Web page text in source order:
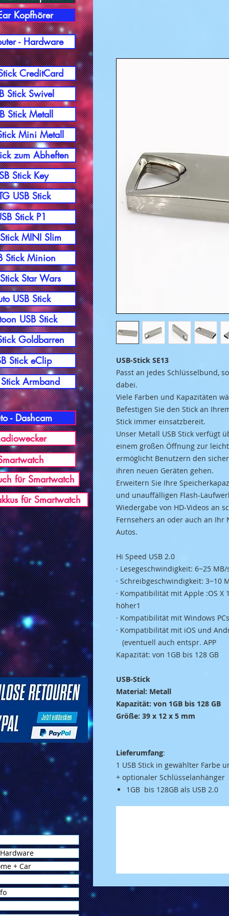
USB-Stick SE13
Passt an jedes Schlüsselbund,
dabei.
Viele Farben und Kapazitäten
Befestigen Sie den Stick an
Stick immer einsatzbereit.
Unser Metall USB Stick verfügt
einem großen Öffnung zur
ermöglicht Benutzern den
ihren neuen Geräten gehen.
Erweitern Sie Ihre
und unauffälligen Flash-
Wiedergabe von HD-Videos an
Fernsehers an oder auch an Ihr
Autos.
Hi Speed USB 2.0
· Lesegeschwindigkeit: 6~25
· Schreibgeschwindigkeit: 3~10
· Kompatibilität mit Apple :OS X
höher1
· Kompatibilität mit Windows
· Kompatibilität mit iOS und
(eventuell auch entspr. APP
Kapazität: von 1GB bis 128 GB
USB-Stick
Material: Metall
Kapazität: von 1GB bis 128 GB
Größe: 39 x 12 x 5 mm
Lieferumfang:
1 USB Stick in gewählter Farbe
+ optionaler Schlüsselanhänger
1GB bis 128GB als USB 2.0
Kopfhörer
- Hardware
CreditCard
Stick Swivel
Stick Metall
Mini Metall
zum Abheften
Stick Key
USB Stick
Stick P1
MINI Slim
Stick Minion
Star Wars
USB Stick
USB Stick
Goldbarren
Stick eClip
Armband
- Dashcam
für Smartwatch
für Smartwatch
+ Car